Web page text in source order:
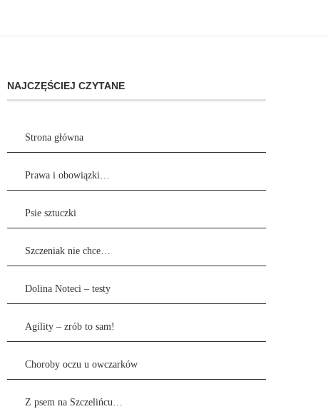
NAJCZĘŚCIEJ CZYTANE
Strona główna
Prawa i obowiązki…
Psie sztuczki
Szczeniak nie chce…
Dolina Noteci – testy
Agility – zrób to sam!
Choroby oczu u owczarków
Z psem na Szczelińcu…